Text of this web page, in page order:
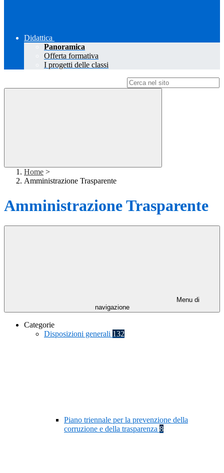
Didattica
Panoramica
Offerta formativa
I progetti delle classi
Home >
Amministrazione Trasparente
Amministrazione Trasparente
Menu di
navigazione
Categorie
Disposizioni generali 132
Piano triennale per la prevenzione della
corruzione e della trasparenza 8